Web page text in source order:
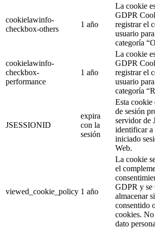
cookielawinfo-
checkbox-others
1 año
La cookie
GDPR
registrar el
usuario
categoría
cookielawinfo-
checkbox-
performance
1 año
La cookie
GDPR
registrar el
usuario
categoría
JSESSIONID
expira
con la
sesión
Esta cookie
de sesión
servidor de
identificar a
iniciado
Web.
viewed_cookie_policy 1 año
La cookie
el
GDPR y se
almacenar
consentido
cookies.
dato